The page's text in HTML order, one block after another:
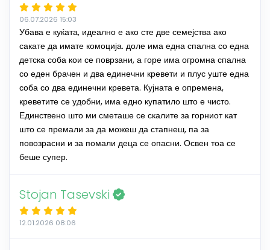
06.07.2026 15:03
Убава е куќата, идеално е ако сте две семејства ако
сакате да имате комоција. доле има една спална со една
детска соба кои се поврзани, а горе има огромна спална
со еден брачен и два единечни кревети и плус уште една
соба со два единечни кревета. Кујната е опремена,
креветите се удобни, има едно купатило што е чисто.
Единствено што ми сметаше се скалите за горниот кат
што се премали за да можеш да стапнеш, па за
повозрасни и за помали деца се опасни. Освен тоа се
беше супер.
Stojan Tasevski
12.01.2026 08:06